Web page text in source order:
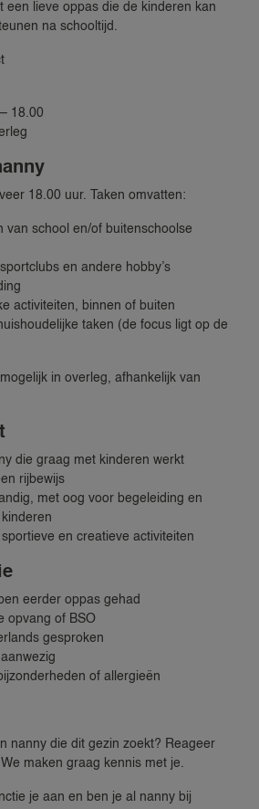
een lieve oppas die de kinderen kan
na schooltijd.
18.00
18.00 uur. Taken omvatten:
van school en/of buitenschoolse
en andere hobby’s
activiteiten, binnen of buiten
taken (de focus ligt op de
in overleg, afhankelijk van
die graag met kinderen werkt
rijbewijs
met oog voor begeleiding en
en creatieve activiteiten
eerder oppas gehad
opvang of BSO
gesproken
of allergieën
nanny die dit gezin zoekt? Reageer
maken graag kennis met je.
je aan en ben je al nanny bij